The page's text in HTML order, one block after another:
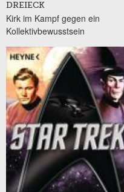
DREIECK
Kirk im Kampf gegen ein
Kollektivbewusstsein